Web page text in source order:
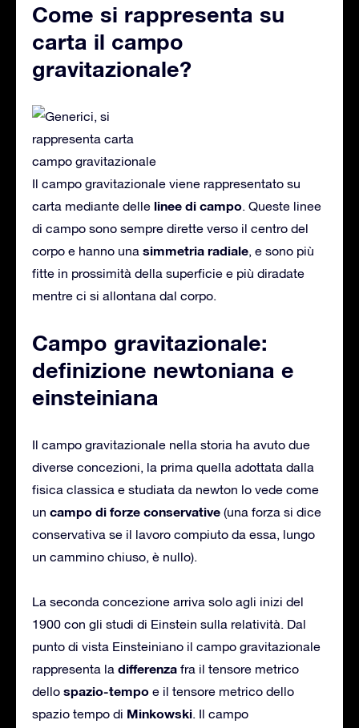
Come si rappresenta su
carta il campo
gravitazionale?
Il campo gravitazionale viene rappresentato su
carta mediante delle linee di campo. Queste linee
di campo sono sempre dirette verso il centro del
corpo e hanno una simmetria radiale, e sono più
fitte in prossimità della superficie e più diradate
mentre ci si allontana dal corpo.
Campo gravitazionale:
definizione newtoniana e
einsteiniana
Il campo gravitazionale nella storia ha avuto due
diverse concezioni, la prima quella adottata dalla
fisica classica e studiata da newton lo vede come
un campo di forze conservative (una forza si dice
conservativa se il lavoro compiuto da essa, lungo
un cammino chiuso, è nullo).
La seconda concezione arriva solo agli inizi del
1900 con gli studi di Einstein sulla relatività. Dal
punto di vista Einsteiniano il campo gravitazionale
rappresenta la differenza fra il tensore metrico
dello spazio-tempo e il tensore metrico dello
spazio tempo di Minkowski. Il campo